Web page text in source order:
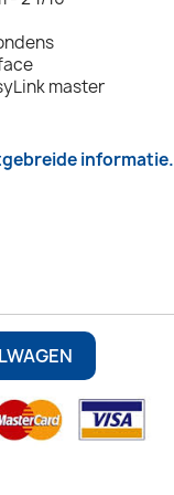
master
informatie.